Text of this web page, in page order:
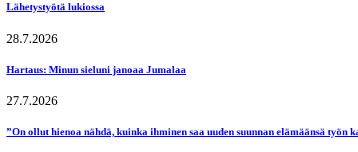
Lähetystyötä lukiossa
28.7.2026
Hartaus: Minun sieluni janoaa Jumalaa
27.7.2026
”On ollut hienoa nähdä, kuinka ihminen saa uuden suunnan elämäänsä työn